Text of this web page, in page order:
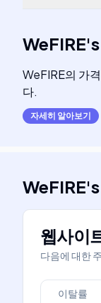
WeFIRE's
WeFIRE의 가
다.
자세히 알아보기
WeFIRE's
웹사이
다음에 대한
이탈률